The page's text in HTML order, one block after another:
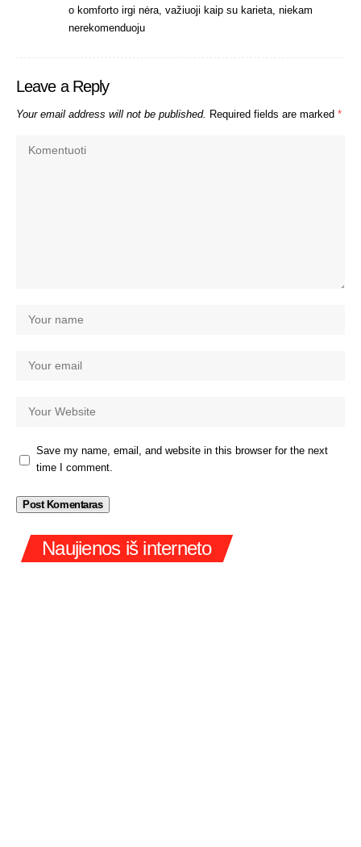
o komforto irgi nėra, važiuoji kaip su karieta, niekam
nerekomenduoju
Leave a Reply
Your email address will not be published. Required fields are marked *
Save my name, email, and website in this browser for the next
time I comment.
Naujienos iš interneto